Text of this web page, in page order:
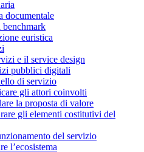
documentale
euristica
e il service design
pubblici digitali
di servizio
gli attori coinvolti
la proposta di valore
gli elementi costitutivi del
del servizio
l’ecosistema